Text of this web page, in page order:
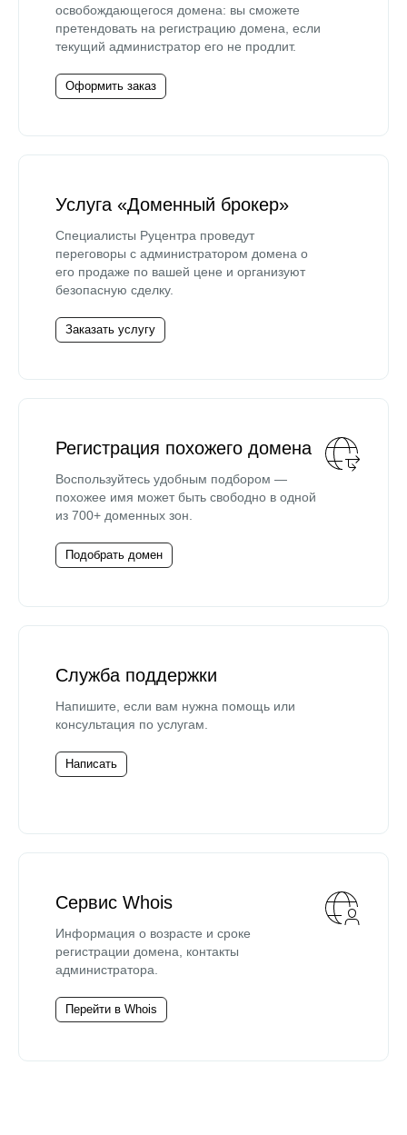
освобождающегося домена: вы сможете
претендовать на регистрацию домена, если
текущий администратор его не продлит.
Оформить заказ
Услуга «Доменный брокер»
Специалисты Руцентра проведут
переговоры с администратором домена о
его продаже по вашей цене и организуют
безопасную сделку.
Заказать услугу
Регистрация похожего домена
Воспользуйтесь удобным подбором —
похожее имя может быть свободно в одной
из 700+ доменных зон.
Подобрать домен
Служба поддержки
Напишите, если вам нужна помощь или
консультация по услугам.
Написать
Сервис Whois
Информация о возрасте и сроке
регистрации домена, контакты
администратора.
Перейти в Whois